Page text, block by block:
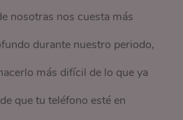
nosotras nos cuesta más
durante nuestro periodo,
más difícil de lo que ya
que tu teléfono esté en